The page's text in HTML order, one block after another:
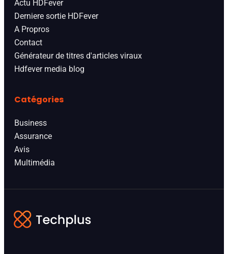
Actu HDFever
Derniere sortie HDFever
A Propros
Contact
Générateur de titres d'articles viraux
Hdfever media blog
Catégories
Business
Assurance
Avis
Multimédia